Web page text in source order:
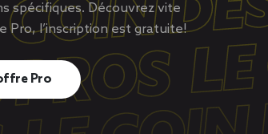
spécifiques. Découvrez vite
Pro, l’inscription est gratuite!
Pro